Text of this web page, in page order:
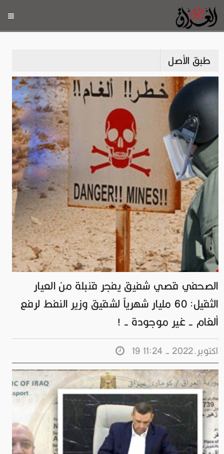
طبق الأصل
الصحفي قصي شفيق يفجر قنبلة من العيار
الثقيل: 60 مليار شهرياً لشقيق وزير النفط لرفع
ألغام - غير موجودة - !
19 اكتوبر.2022 - 11:24